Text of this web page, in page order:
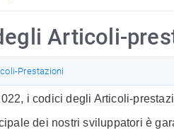
Articoli-
Prestazioni
i codici degli Articoli-
dei nostri sviluppatori è